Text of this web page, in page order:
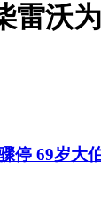
雷沃
停 69岁大